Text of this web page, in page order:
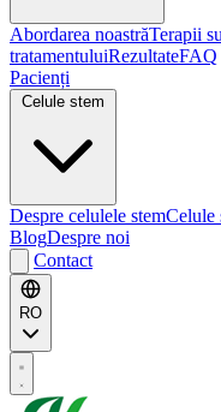
Abordarea noastrăTerapii
tratamentuluiRezultateFAQ
Pacienți
Despre celulele stemCelule
BlogDespre noi
Contact
RO